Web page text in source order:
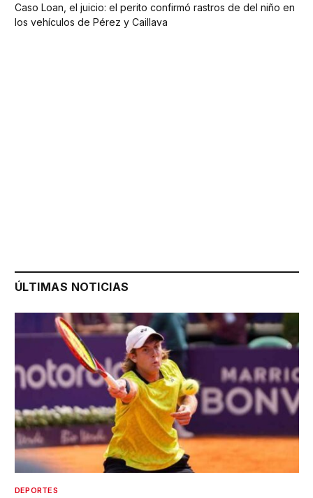
Caso Loan, el juicio: el perito confirmó rastros de del niño en
los vehículos de Pérez y Caillava
ÚLTIMAS NOTICIAS
DEPORTES